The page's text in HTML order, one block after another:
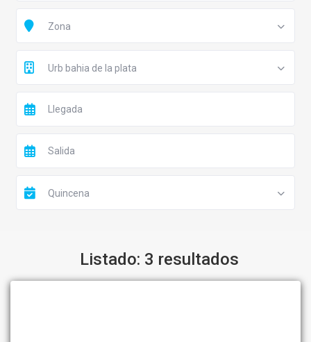
Zona
Urb bahia de la plata
Quincena
Listado: 3 resultados